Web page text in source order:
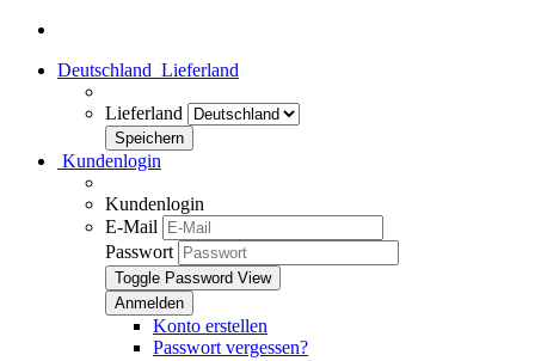
Deutschland Lieferland
Lieferland
Kundenlogin
Kundenlogin
E-Mail
Passwort
Toggle Password View
Konto erstellen
Passwort vergessen?